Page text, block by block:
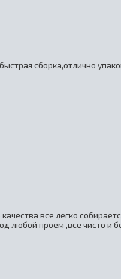
сборка,отлично
все легко
любой проем ,все чисто и